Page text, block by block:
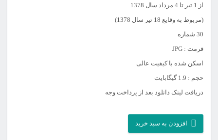
از 1 تیر تا 4 مرداد سال 1378
(مربوط به وقایع 18 تیر سال 1378)
30 شماره
فرمت : JPG
اسکن شده با کیفیت عالی
حجم : 1.9 گیگابایت
دریافت لینک دانلود بعد از پرداخت وجه
آرشیو
روزنامه
افزودن به سبد خرید